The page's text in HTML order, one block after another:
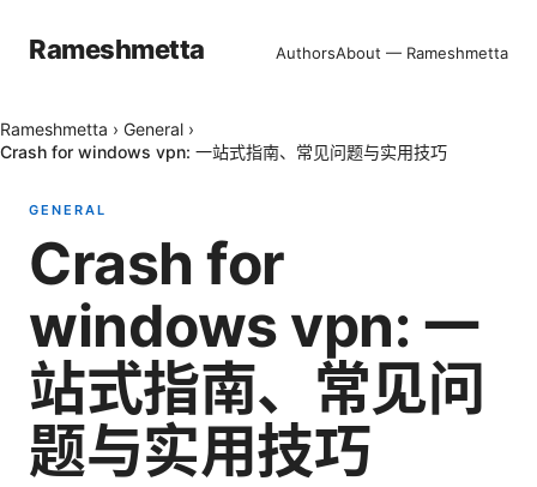
Rameshmetta AuthorsAbout — Rameshmetta
Rameshmetta › General ›
Crash for windows vpn: 一站式指南、常见问题与实用技巧
GENERAL
Crash for
windows vpn: 一
站式指南、常见问
题与实用技巧